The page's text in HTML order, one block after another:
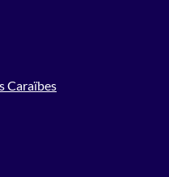
Caraïbes